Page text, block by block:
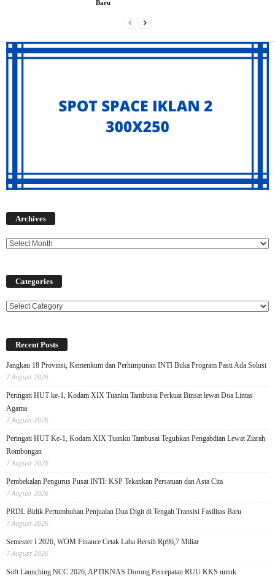
Baru
Archives
Categories
Categories
Recent Posts
Jangkau 18 Provinsi, Kemenkum dan Perhimpunan INTI Buka Program Pasti Ada Solusi
7 August 2026
Peringati HUT ke-1, Kodam XIX Tuanku Tambusai Perkuat Binsat lewat Doa Lintas
Agama
7 August 2026
Peringati HUT Ke-1, Kodam XIX Tuanku Tambusai Teguhkan Pengabdian Lewat Ziarah
Rombongan
7 August 2026
Pembekalan Pengurus Pusat INTI: KSP Tekankan Persatuan dan Asta Cita
7 August 2026
PRDL Bidik Pertumbuhan Penjualan Dua Digit di Tengah Transisi Fasilitas Baru
7 August 2026
Semester I 2026, WOM Finance Cetak Laba Bersih Rp96,7 Miliar
7 August 2026
Soft Launching NCC 2026, APTIKNAS Dorong Percepatan RUU KKS untuk